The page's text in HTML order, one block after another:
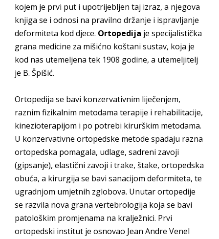
kojem je prvi put i upotrijebljen taj izraz, a njegova
knjiga se i odnosi na pravilno držanje i ispravljanje
deformiteta kod djece. Ortopedija je specijalistička
grana medicine za mišićno koštani sustav, koja je
kod nas utemeljena tek 1908 godine, a utemeljitelj
je B. Špišić.
Ortopedija se bavi konzervativnim liječenjem,
raznim fizikalnim metodama terapije i rehabilitacije,
kinezioterapijom i po potrebi kirurškim metodama.
U konzervativne ortopedske metode spadaju razna
ortopedska pomagala, udlage, sadreni zavoji
(gipsanje), elastični zavoji i trake, štake, ortopedska
obuća, a kirurgija se bavi sanacijom deformiteta, te
ugradnjom umjetnih zglobova. Unutar ortopedije
se razvila nova grana vertebrologija koja se bavi
patološkim promjenama na kralježnici. Prvi
ortopedski institut je osnovao Jean Andre Venel